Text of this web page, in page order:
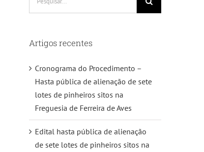
Artigos recentes
Cronograma do Procedimento –
Hasta pública de alienação de sete
lotes de pinheiros sitos na
Freguesia de Ferreira de Aves
Edital hasta pública de alienação
de sete lotes de pinheiros sitos na